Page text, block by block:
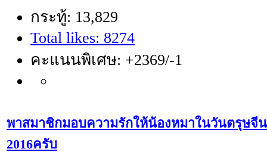
กระทู้: 13,829
Total likes: 8274
คะแนนพิเศษ: +2369/-1
พาสมาชิกมอบความรักให้น้องหมาในวันตรุษจี
2016ครับ